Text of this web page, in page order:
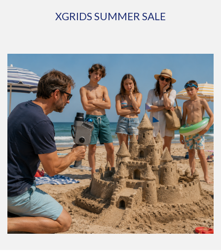
XGRIDS SUMMER SALE